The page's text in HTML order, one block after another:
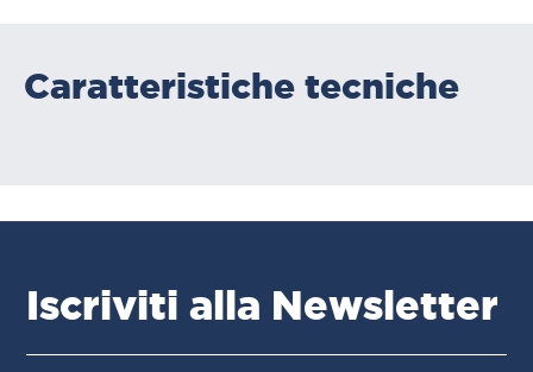
Caratteristiche tecniche
Iscriviti alla Newsletter